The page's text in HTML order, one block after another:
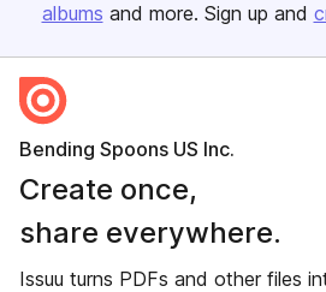
albums and more. Sign up and
Bending Spoons US Inc.
Create once,
share everywhere.
Issuu turns PDFs and other files